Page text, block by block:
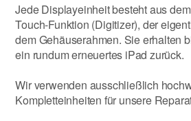
Jede Displayeinheit besteht aus
Touch-Funktion (Digitizer), der
dem Gehäuserahmen. Sie erhalten
ein rundum erneuertes iPad zurück.
Wir verwenden ausschließlich
Kompletteinheiten für unsere